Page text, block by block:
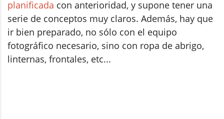
planificada con anterioridad, y supone tener una
serie de conceptos muy claros. Además, hay que
ir bien preparado, no sólo con el equipo
fotográfico necesario, sino con ropa de abrigo,
linternas, frontales, etc...